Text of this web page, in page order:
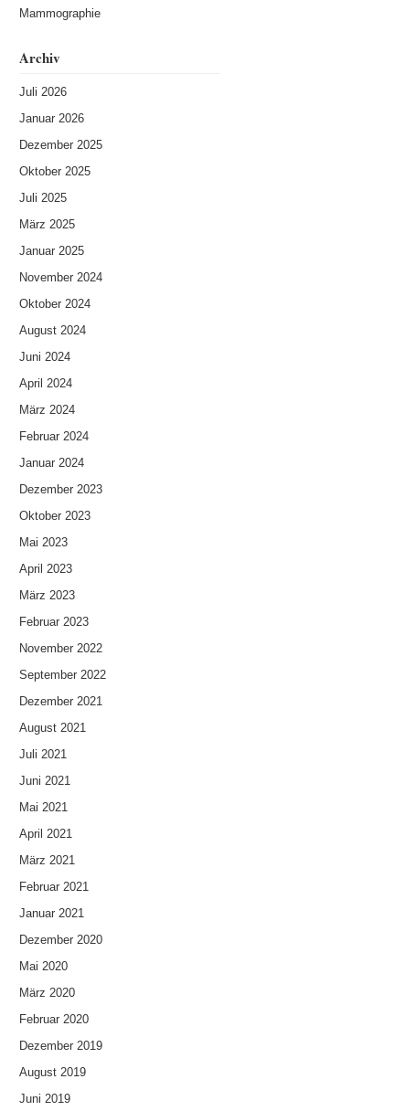
Mammographie
Archiv
Juli 2026
Januar 2026
Dezember 2025
Oktober 2025
Juli 2025
März 2025
Januar 2025
November 2024
Oktober 2024
August 2024
Juni 2024
April 2024
März 2024
Februar 2024
Januar 2024
Dezember 2023
Oktober 2023
Mai 2023
April 2023
März 2023
Februar 2023
November 2022
September 2022
Dezember 2021
August 2021
Juli 2021
Juni 2021
Mai 2021
April 2021
März 2021
Februar 2021
Januar 2021
Dezember 2020
Mai 2020
März 2020
Februar 2020
Dezember 2019
August 2019
Juni 2019